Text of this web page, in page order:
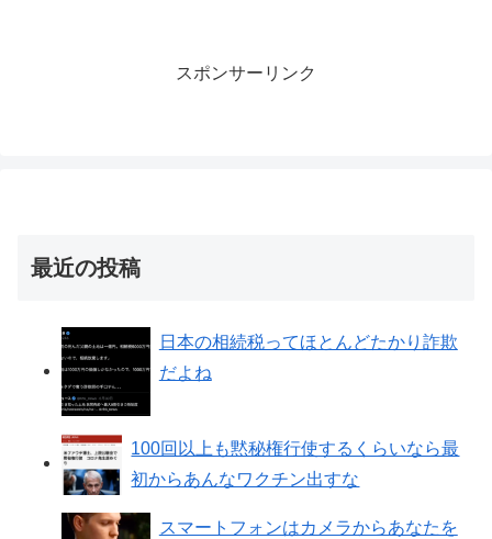
スポンサーリンク
最近の投稿
日本の相続税ってほとんどたかり詐欺
だよね
100回以上も黙秘権行使するくらいなら最
初からあんなワクチン出すな
スマートフォンはカメラからあなたを